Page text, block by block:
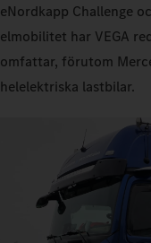
eNordkapp Challenge
elmobilitet har VEGA
omfattar, förutom
helelektriska lastbilar.